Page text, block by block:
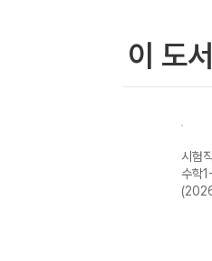
이 도
시험
수학